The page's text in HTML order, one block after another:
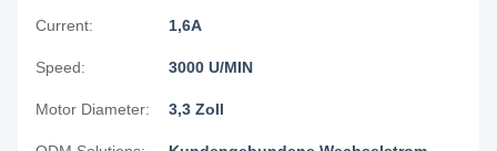
Current: 1,6A
Speed: 3000 U/MIN
Motor Diameter: 3,3 Zoll